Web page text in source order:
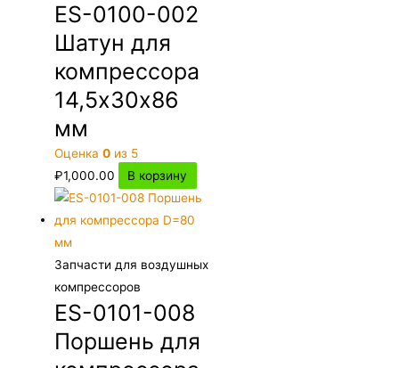
ES-0100-002
Шатун для
компрессора
14,5х30х86
мм
Оценка0 из 5
₽1,000.00 В корзину
Запчасти для воздушных
компрессоров
ES-0101-008
Поршень для